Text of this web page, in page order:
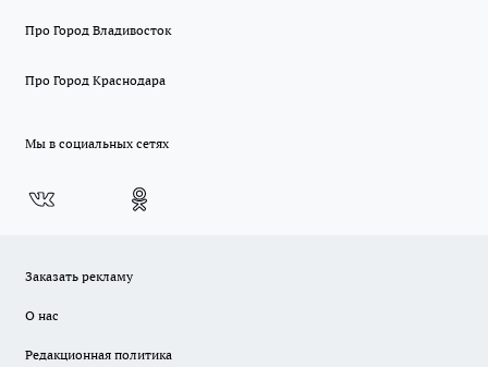
Про Город Владивосток
Про Город Краснодара
Мы в социальных сетях
Заказать рекламу
О нас
Редакционная политика